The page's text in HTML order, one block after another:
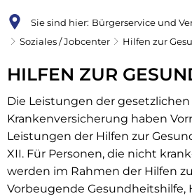
Sie sind hier: Bürgerservice und
Soziales / Jobcenter
Hilfen zur
Hilfen
zur
Gesundheit
HILFEN ZUR
Die Leistungen der
Krankenversicherung haben
Leistungen der Hilfen zur
XII. Für Personen, die nicht
werden im Rahmen der Hilfen
Vorbeugende Gesundheitshilfe,